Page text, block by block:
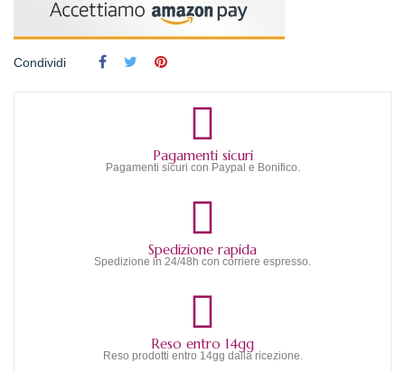
Condividi
Pagamenti sicuri
Pagamenti sicuri con Paypal e Bonifico.
Spedizione rapida
Spedizione in 24/48h con corriere espresso.
Reso entro 14gg
Reso prodotti entro 14gg dalla ricezione.